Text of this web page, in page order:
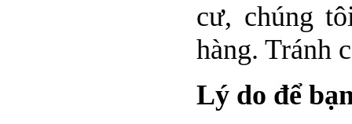
cư, chúng
hàng. Tránh
Lý do để